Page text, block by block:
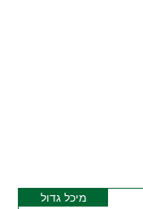
מיכל גדול